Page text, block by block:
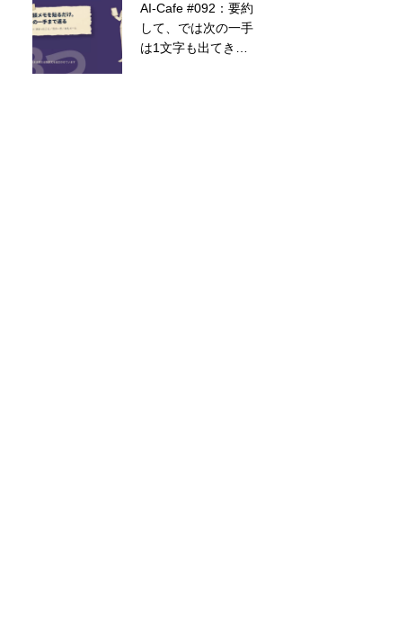
AI-Cafe #092：要約
して、では次の一手
は1文字も出てきま
テレワークのセキュ
リティは大丈夫？